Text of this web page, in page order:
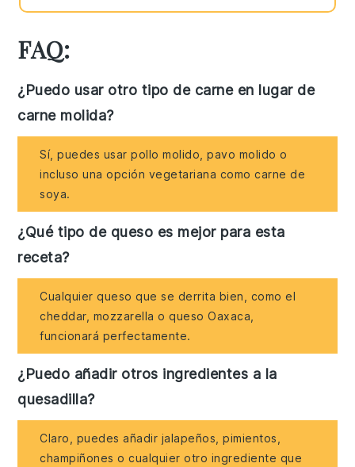
FAQ:
¿Puedo usar otro tipo de carne en lugar de
carne molida?
Sí, puedes usar pollo molido, pavo molido o
incluso una opción vegetariana como carne de
soya.
¿Qué tipo de queso es mejor para esta
receta?
Cualquier queso que se derrita bien, como el
cheddar, mozzarella o queso Oaxaca,
funcionará perfectamente.
¿Puedo añadir otros ingredientes a la
quesadilla?
Claro, puedes añadir jalapeños, pimientos,
champiñones o cualquier otro ingrediente que